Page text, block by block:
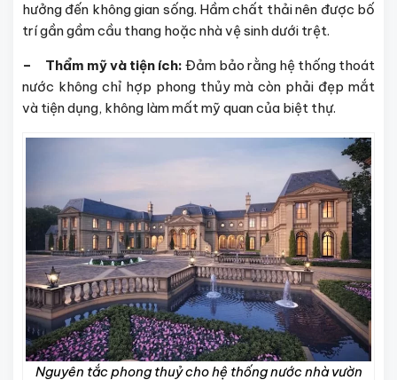
hưởng đến không gian sống. Hầm chất thải nên được bố
trí gần gầm cầu thang hoặc nhà vệ sinh dưới trệt.
– Thẩm mỹ và tiện ích: Đảm bảo rằng hệ thống thoát
nước không chỉ hợp phong thủy mà còn phải đẹp mắt
và tiện dụng, không làm mất mỹ quan của biệt thự.
Nguyên tắc phong thuỷ cho hệ thống nước nhà vườn